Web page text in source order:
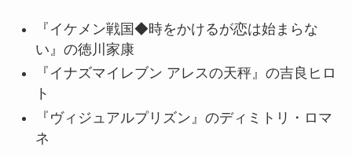
『イケメン戦国◆時をかけるが恋は始まらな
い』の徳川家康
『イナズマイレブン アレスの天秤』の吉良ヒロ
ト
『ヴィジュアルプリズン』のディミトリ・ロマ
ネ